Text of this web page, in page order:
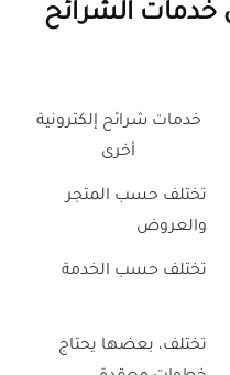
خدمات الشرائح
خدمات شرائح إلكترونية
أخرى
تختلف حسب المتجر
والعروض
تختلف حسب الخدمة
تختلف، بعضها يحتاج